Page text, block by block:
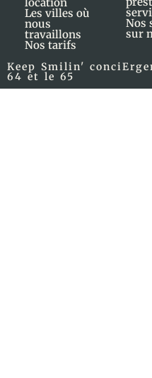
Les villes où
nous
travaillons
Nos tarifs
Nos
sur
Keep Smilin'
64 et le 65